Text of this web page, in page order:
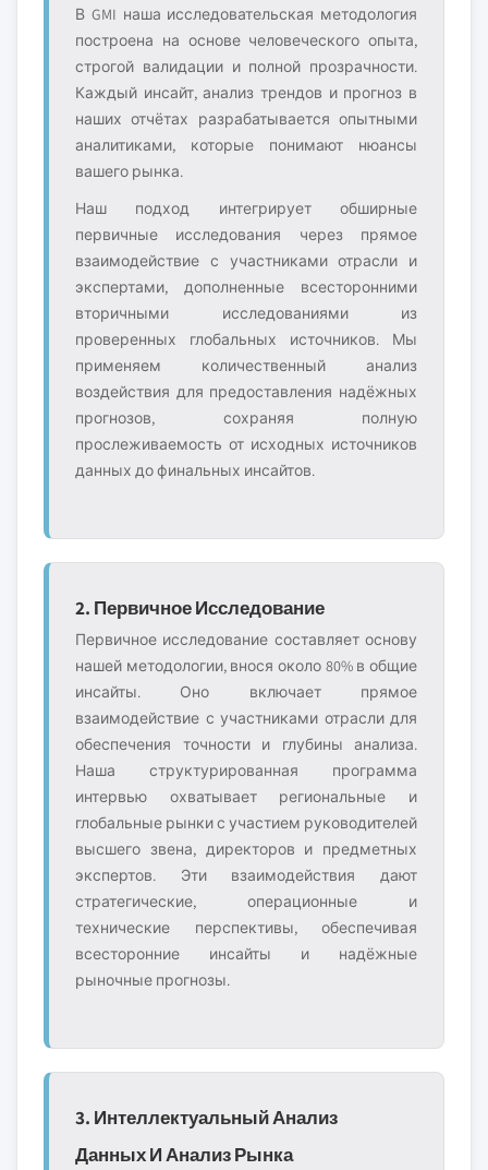
В GMI наша исследовательская методология
построена на основе человеческого опыта,
строгой валидации и полной прозрачности.
Каждый инсайт, анализ трендов и прогноз в
наших отчётах разрабатывается опытными
аналитиками, которые понимают нюансы
вашего рынка.
Наш подход интегрирует обширные
первичные исследования через прямое
взаимодействие с участниками отрасли и
экспертами, дополненные всесторонними
вторичными исследованиями из
проверенных глобальных источников. Мы
применяем количественный анализ
воздействия для предоставления надёжных
прогнозов, сохраняя полную
прослеживаемость от исходных источников
данных до финальных инсайтов.
2. Первичное Исследование
Первичное исследование составляет основу
нашей методологии, внося около 80% в общие
инсайты. Оно включает прямое
взаимодействие с участниками отрасли для
обеспечения точности и глубины анализа.
Наша структурированная программа
интервью охватывает региональные и
глобальные рынки с участием руководителей
высшего звена, директоров и предметных
экспертов. Эти взаимодействия дают
стратегические, операционные и
технические перспективы, обеспечивая
всесторонние инсайты и надёжные
рыночные прогнозы.
3. Интеллектуальный Анализ
Данных И Анализ Рынка